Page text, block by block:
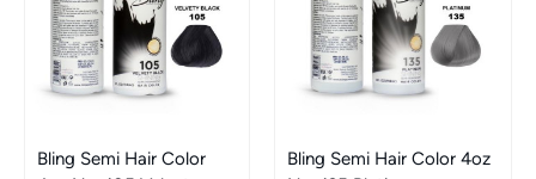
Bling Semi Hair Color
Bling Semi Hair Color 4oz